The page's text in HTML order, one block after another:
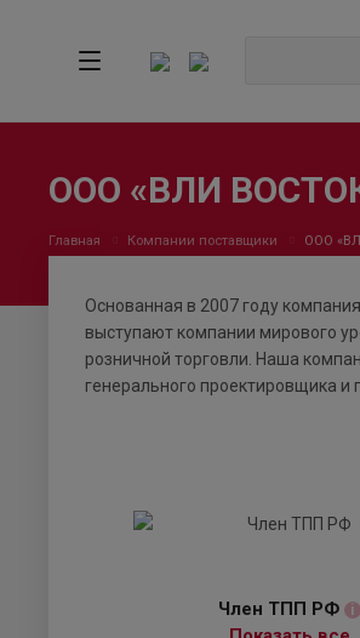
ООО «ВЛИ
Главная Компании поставщики ООО
Основанная в 2007 году
выступают компании мирового
розничной торговли. Наша
генерального проектировщика и
Член ТПП РФ i